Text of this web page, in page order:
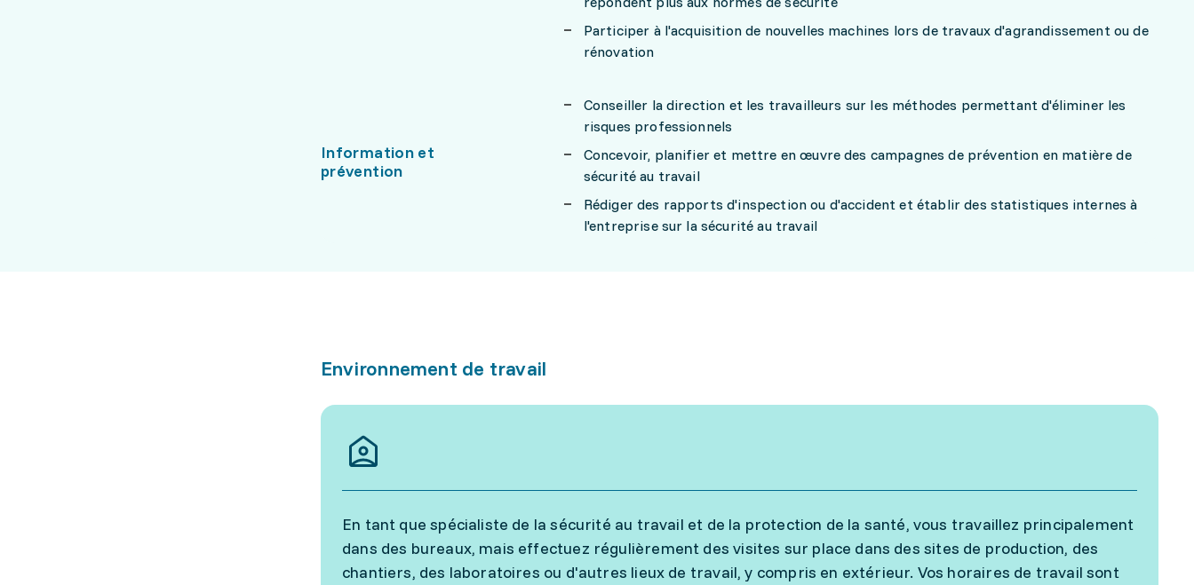
Participer à l'acquisition de nouvelles machines lors de travaux d'agrandissement ou de
rénovation
Information et
prévention
Conseiller la direction et les travailleurs sur les méthodes permettant d'éliminer les
risques professionnels
Concevoir, planifier et mettre en œuvre des campagnes de prévention en matière de
sécurité au travail
Rédiger des rapports d'inspection ou d'accident et établir des statistiques internes à
l'entreprise sur la sécurité au travail
Environnement de travail
En tant que spécialiste de la sécurité au travail et de la protection de la santé, vous travaillez principalement
dans des bureaux, mais effectuez régulièrement des visites sur place dans des sites de production, des
chantiers, des laboratoires ou d'autres lieux de travail, y compris en extérieur. Vos horaires de travail sont